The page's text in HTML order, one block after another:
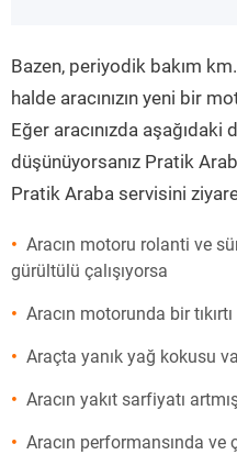
Bazen, periyodik bakım
halde aracınızın yeni bir
Eğer aracınızda aşağıdaki
düşünüyorsanız Pratik
Pratik Araba servisini
Aracın motoru rolanti ve
gürültülü çalışıyorsa
Aracın motorunda bir
Araçta yanık yağ kokusu
Aracın yakıt sarfiyatı
Aracın performansında ve